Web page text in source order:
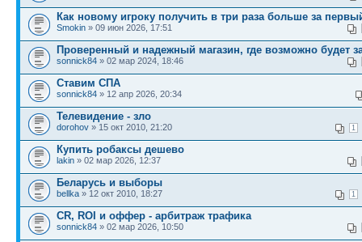
Как новому игроку получить в три раза больше за
Smokin » 09 июн 2026, 17:51
Проверенный и надежный магазин, где возможно будет
sonnick84 » 02 мар 2024, 18:46
Ставим СПА
sonnick84 » 12 апр 2026, 20:34
Телевидение - зло
1
dorohov » 15 окт 2010, 21:20
Купить робаксы дешево
lakin » 02 мар 2026, 12:37
Беларусь и выборы
1
bellka » 12 окт 2010, 18:27
CR, ROI и оффер - арбитраж трафика
sonnick84 » 02 мар 2026, 10:50